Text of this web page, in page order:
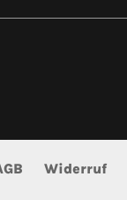
Widerruf